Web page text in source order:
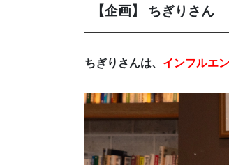
【企画】 ちぎりさん
ちぎりさんは、 インフルエ